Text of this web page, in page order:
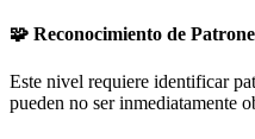
🧩 Reconocimiento de
Este nivel requiere identificar
pueden no ser inmediatamente